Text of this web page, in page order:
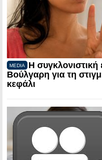
MEDIA
Η
Βούλγαρη για τη
κεφάλι